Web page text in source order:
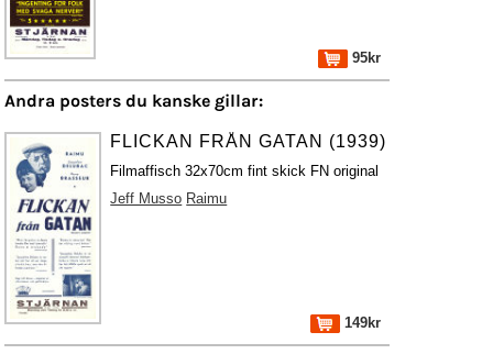
95kr
Andra posters du kanske gillar:
FLICKAN FRÅN GATAN (1939)
Filmaffisch 32x70cm fint skick FN original
Jeff Musso Raimu
149kr